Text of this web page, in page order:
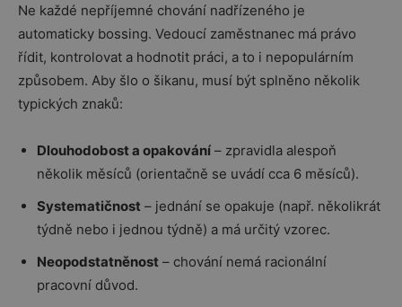
Ne každé nepříjemné chování nadřízeného je
automaticky bossing. Vedoucí zaměstnanec má právo
řídit, kontrolovat a hodnotit práci, a to i nepopulárním
způsobem. Aby šlo o šikanu, musí být splněno několik
typických znaků:
Dlouhodobost a opakování – zpravidla alespoň
několik měsíců (orientačně se uvádí cca 6 měsíců).
Systematičnost – jednání se opakuje (např. několikrát
týdně nebo i jednou týdně) a má určitý vzorec.
Neopodstatněnost – chování nemá racionální
pracovní důvod.